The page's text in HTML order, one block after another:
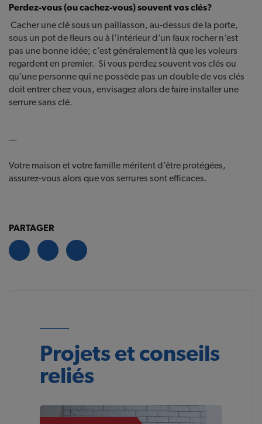
Perdez-vous (ou cachez-vous) souvent vos clés?
Cacher une clé sous un paillasson, au-dessus de la porte,
sous un pot de fleurs ou à l’intérieur d’un faux rocher n’est
pas une bonne idée; c’est généralement là que les voleurs
regardent en premier. Si vous perdez souvent vos clés ou
qu’une personne qui ne possède pas un double de vos clés
doit entrer chez vous, envisagez alors de faire installer une
serrure sans clé.
—
Votre maison et votre famille méritent d’être protégées,
assurez-vous alors que vos serrures sont efficaces.
PARTAGER
Projets et conseils
reliés